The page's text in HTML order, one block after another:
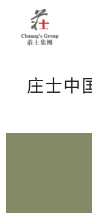
庄士中